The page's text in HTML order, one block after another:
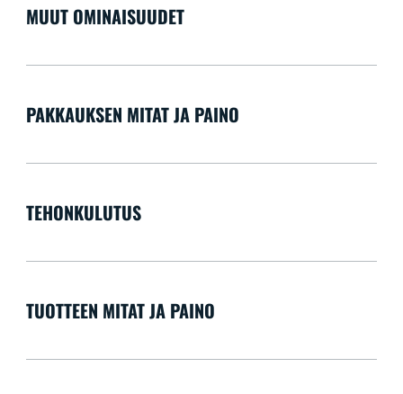
MUUT OMINAISUUDET
PAKKAUKSEN MITAT JA PAINO
TEHONKULUTUS
TUOTTEEN MITAT JA PAINO